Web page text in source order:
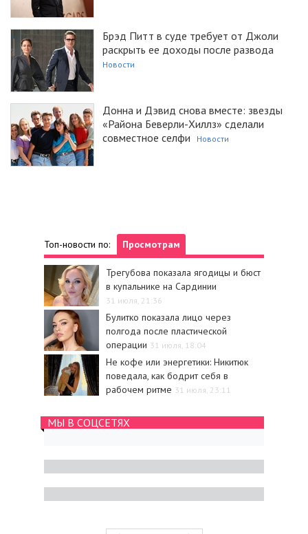
Брэд Питт в суде требует от Джоли
раскрыть ее доходы после развода
Новости
Донна и Дэвид снова вместе: звезды
«Района Беверли-Хиллз» сделали
совместное селфи
Новости
Топ-новости по: Просмотрам
Трегубова показала ягодицы и бюст
в купальнике на Сардинии
31 июля, 21:36
Булитко показала лицо через
полгода после пластической
операции 31 июля, 18:04
Не кофе или энергетики: Никитюк
поведала, как бодрит себя в
рабочем ритме 31 июля, 23:11
МЫ В СОЦСЕТЯХ